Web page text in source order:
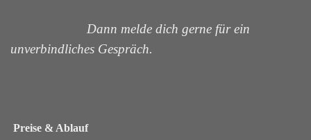
Dann melde dich gerne für ein
unverbindliches Gespräch.
Preise & Ablauf